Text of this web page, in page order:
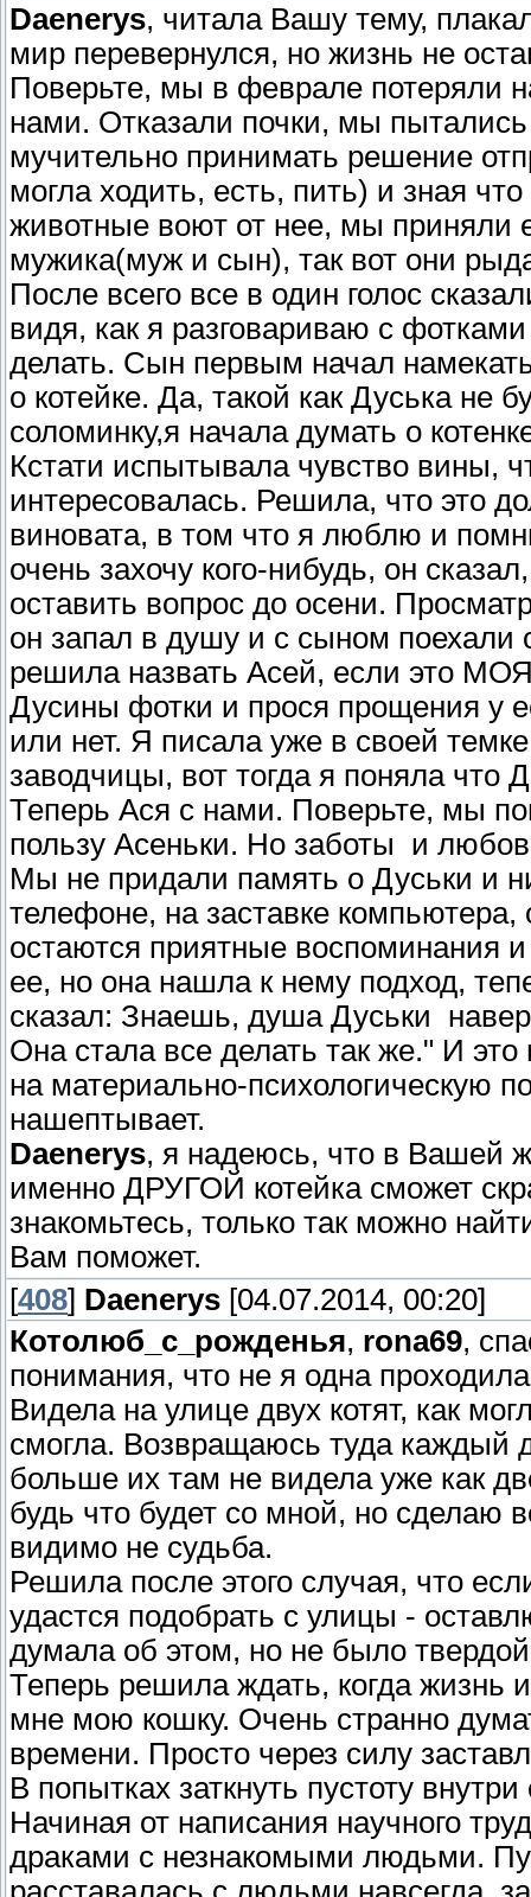
Daenerys, читала Вашу тему,
мир перевернулся, но жизнь не
Поверьте, мы в феврале потеряли
нами. Отказали почки, мы
мучительно принимать решение
могла ходить, есть, пить) и зная
животные воют от нее, мы приняли
мужика(муж и сын), так вот они
После всего все в один голос
видя, как я разговариваю с
делать. Сын первым начал
о котейке. Да, такой как Дуська не
соломинку,я начала думать о
Кстати испытывала чувство вины,
интересовалась. Решила, что это
виновата, в том что я люблю и
очень захочу кого-нибудь, он
оставить вопрос до осени.
он запал в душу и с сыном
решила назвать Асей, если это
Дусины фотки и прося прощения у
или нет. Я писала уже в своей
заводчицы, вот тогда я поняла что
Теперь Ася с нами. Поверьте, мы
пользу Асеньки. Но заботы и
Мы не придали память о Дуськи и
телефоне, на заставке
остаются приятные воспоминания
ее, но она нашла к нему подход,
сказал: Знаешь, душа Дуськи
Она стала все делать так же." И
на материально-психологическую
нашептывает.
Daenerys, я надеюсь, что в Вашей
именно ДРУГОЙ котейка сможет
знакомьтесь, только так можно
Вам поможет.
[408] Daenerys [04.07.2014, 00:20]
Котолюб_с_рожденья, rona69,
понимания, что не я одна
Видела на улице двух котят, как
смогла. Возвращаюсь туда каждый
больше их там не видела уже как
будь что будет со мной, но сделаю
видимо не судьба.
Решила после этого случая, что
удастся подобрать с улицы -
думала об этом, но не было
Теперь решила ждать, когда жизнь
мне мою кошку. Очень странно
времени. Просто через силу
В попытках заткнуть пустоту
Начиная от написания научного
драками с незнакомыми людьми.